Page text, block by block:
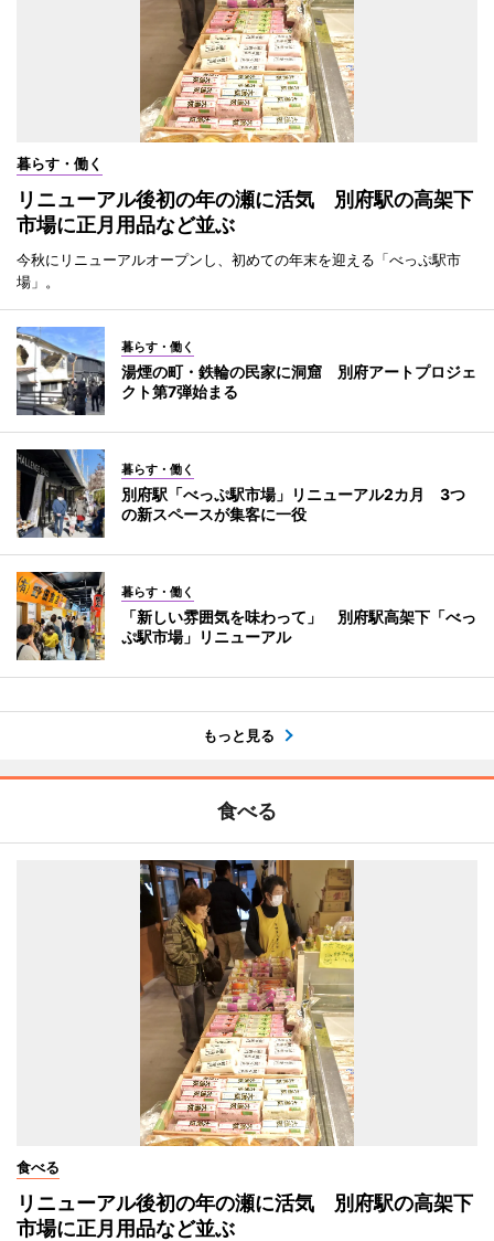
暮らす・働く
リニューアル後初の年の瀬に活気 別府駅の高架下
市場に正月用品など並ぶ
今秋にリニューアルオープンし、初めての年末を迎える「べっぷ駅市
場」。
暮らす・働く
湯煙の町・鉄輪の民家に洞窟 別府アートプロジェ
クト第7弾始まる
暮らす・働く
別府駅「べっぷ駅市場」リニューアル2カ月 3つ
の新スペースが集客に一役
暮らす・働く
「新しい雰囲気を味わって」 別府駅高架下「べっ
ぷ駅市場」リニューアル
もっと見る
食べる
食べる
リニューアル後初の年の瀬に活気 別府駅の高架下
市場に正月用品など並ぶ